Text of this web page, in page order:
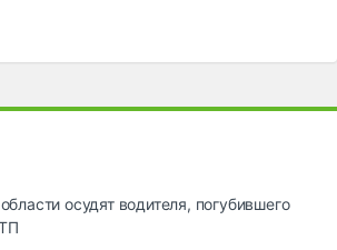
осудят водителя, погубившего